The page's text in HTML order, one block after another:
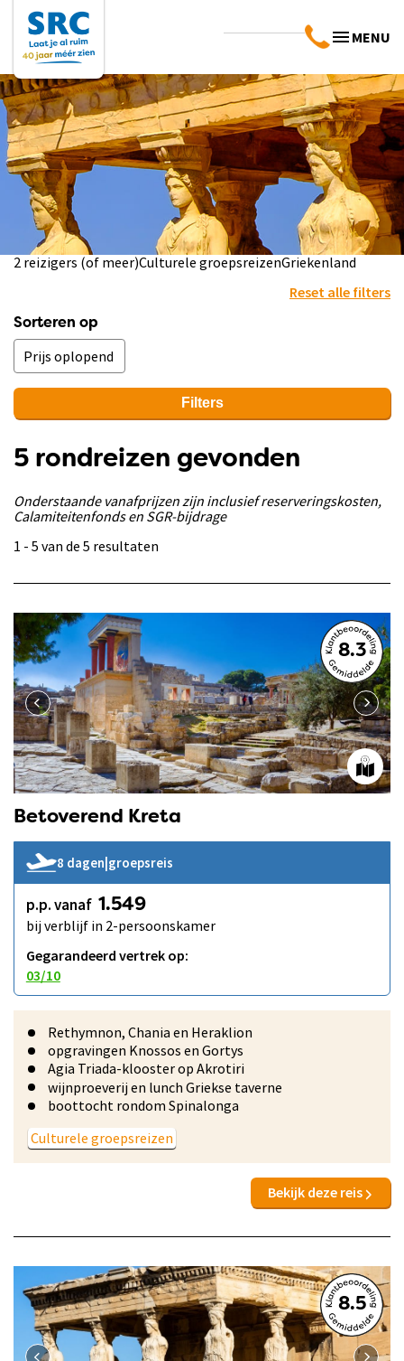
MENU
2 reizigers (of meer)Culturele groepsreizenGriekenland
Reset alle filters
Sorteren op
Filters
5 rondreizen gevonden
Onderstaande vanafprijzen zijn inclusief reserveringskosten,
Calamiteitenfonds en SGR-bijdrage
1 - 5 van de 5 resultaten
8.3
Betoverend Kreta
8 dagen|groepsreis
p.p. vanaf 1.549
bij verblijf in 2-persoonskamer
Gegarandeerd vertrek op:
03/10
Rethymnon, Chania en Heraklion
opgravingen Knossos en Gortys
Agia Triada-klooster op Akrotiri
wijnproeverij en lunch Griekse taverne
boottocht rondom Spinalonga
Culturele groepsreizen
Bekijk deze reis
8.5